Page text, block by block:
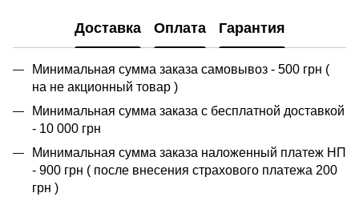
Доставка Оплата Гарантия
Минимальная сумма заказа самовывоз - 500 грн (
на не акционный товар )
Минимальная сумма заказа с бесплатной доставкой
- 10 000 грн
Минимальная сумма заказа наложенный платеж НП
- 900 грн ( после внесения страхового платежа 200
грн )